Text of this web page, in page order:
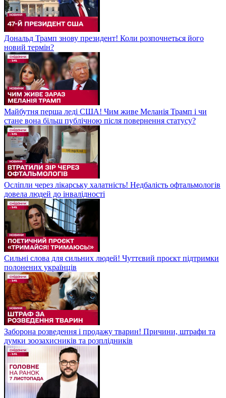
Дональд Трамп знову президент! Коли розпочнеться його
новий термін?
Майбутня перша леді США! Чим живе Меланія Трамп і чи
стане вона більш публічною після повернення статусу?
Осліпли через лікарську халатність! Недбалість офтальмологів
довела людей до інвалідності
Сильні слова для сильних людей! Чуттєвий проєкт підтримки
полонених українців
Заборона розведення і продажу тварин! Причини, штрафи та
думки зоозахисників та розплідників